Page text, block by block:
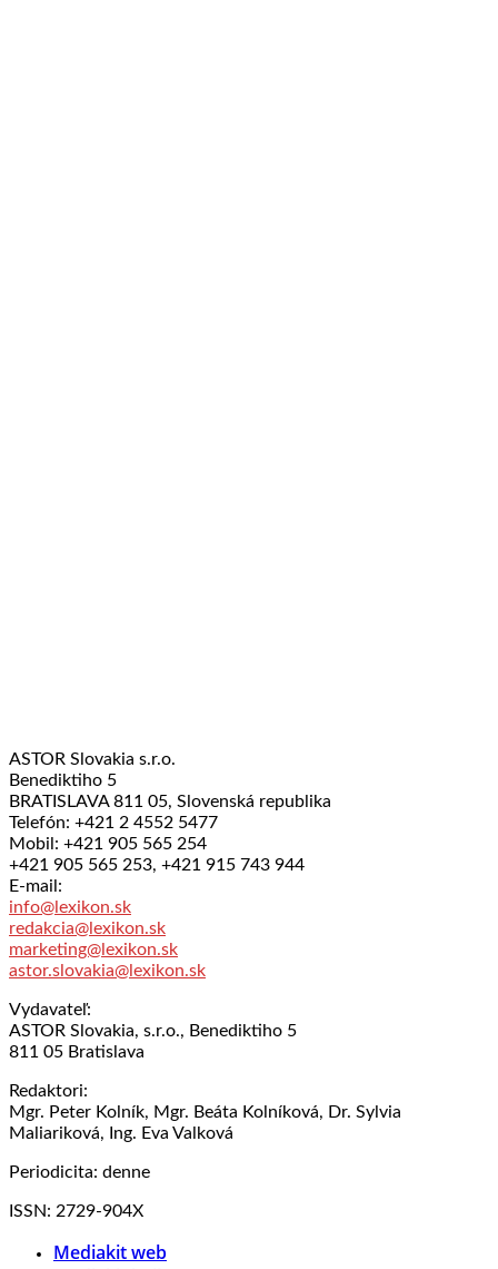
ASTOR Slovakia s.r.o.
Benediktiho 5
BRATISLAVA 811 05, Slovenská republika
Telefón: +421 2 4552 5477
Mobil: +421 905 565 254
+421 905 565 253, +421 915 743 944
E-mail:
info@lexikon.sk
redakcia@lexikon.sk
marketing@lexikon.sk
astor.slovakia@lexikon.sk
Vydavateľ:
ASTOR Slovakia, s.r.o., Benediktiho 5
811 05 Bratislava
Redaktori:
Mgr. Peter Kolník, Mgr. Beáta Kolníková, Dr. Sylvia
Maliariková, Ing. Eva Valková
Periodicita: denne
ISSN: 2729-904X
Mediakit web